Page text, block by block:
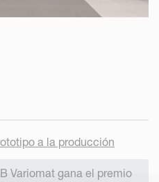
a la producción
Variomat gana el premio